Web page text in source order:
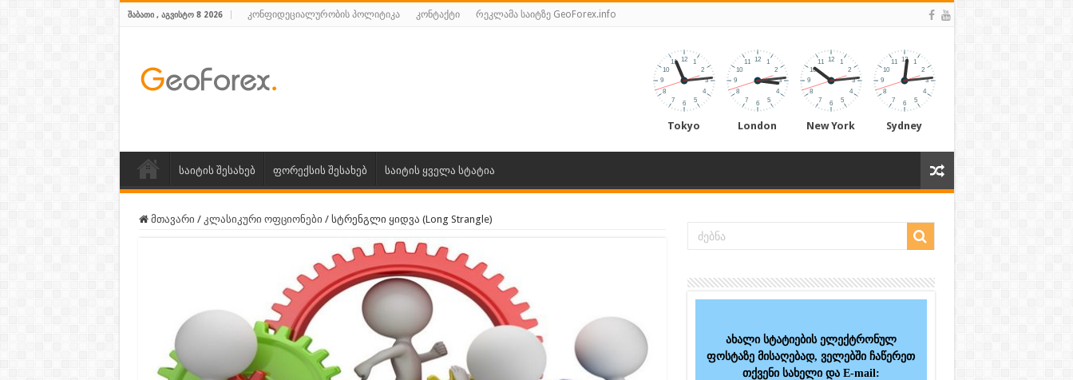
ᲨᲐᲑᲐᲗᲘ , ᲐᲒᲕᲘᲡᲢᲝ 8 2026 კონფიდეციალურობის პოლიტიკა კონტაქტი რეკლამა საიტზე GeoForex.info
Tokyo London New York Sydney
საიტის შესახებ ფორექსის შესახებ საიტის ყველა სტატია
მთავარი / კლასიკური ოფციონები / სტრენგლი ყიდვა (Long Strangle)
ახალი სტატიების ელექტრონულ
ფოსტაზე მისაღებად, ველებში ჩაწერეთ
თქვენი სახელი და E-mail: